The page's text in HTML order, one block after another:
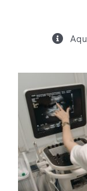
Hospital Joan
Ciutadania
Professionals